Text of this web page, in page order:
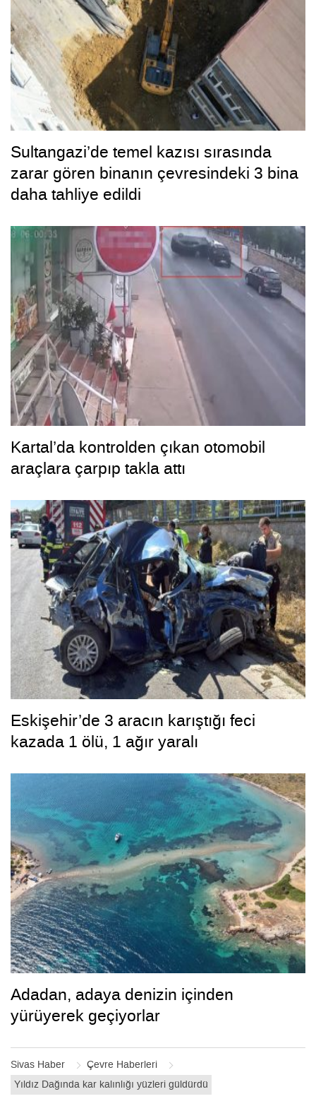
Sivas Haber
Çevre Haberleri
Yıldız Dağında kar kalınlığı yüzleri güldürdü
Sultangazi’de temel kazısı sırasında
zarar gören binanın çevresindeki 3 bina
daha tahliye edildi
Kartal’da kontrolden çıkan otomobil
araçlara çarpıp takla attı
Eskişehir’de 3 aracın karıştığı feci
kazada 1 ölü, 1 ağır yaralı
Adadan, adaya denizin içinden
yürüyerek geçiyorlar